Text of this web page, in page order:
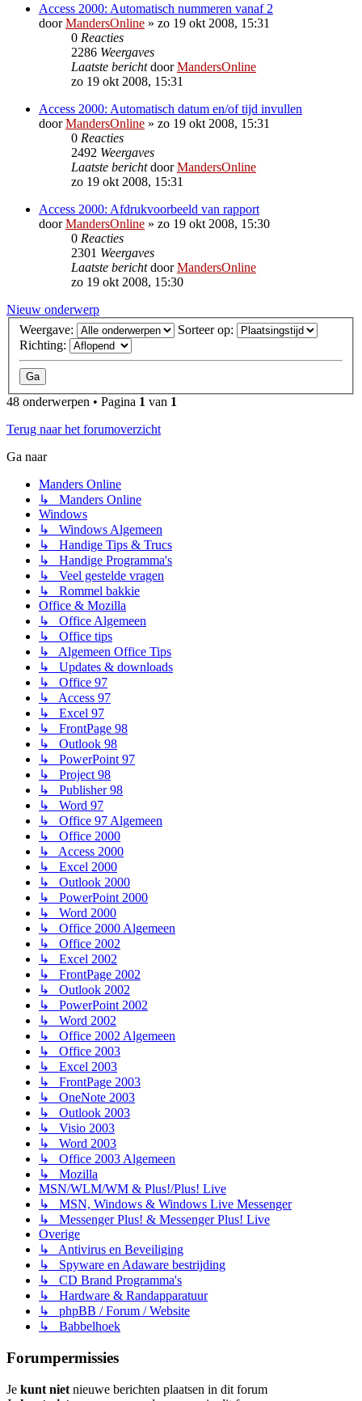
Access 2000: Automatisch nummeren vanaf 2
doorMandersOnline » zo 19 okt 2008, 15:31
0 Reacties
2286 Weergaves
Laatste berichtdoorMandersOnline
zo 19 okt 2008, 15:31
Access 2000: Automatisch datum en/of tijd invullen
doorMandersOnline » zo 19 okt 2008, 15:31
0 Reacties
2492 Weergaves
Laatste berichtdoorMandersOnline
zo 19 okt 2008, 15:31
Access 2000: Afdrukvoorbeeld van rapport
doorMandersOnline » zo 19 okt 2008, 15:30
0 Reacties
2301 Weergaves
Laatste berichtdoorMandersOnline
zo 19 okt 2008, 15:30
Nieuw onderwerp
Weergave:
Sorteer op:
Richting:
48 onderwerpen • Pagina 1 van 1
Terug naar het forumoverzicht
Ga naar
Manders Online
↳ Manders Online
Windows
↳ Windows Algemeen
↳ Handige Tips & Trucs
↳ Handige Programma's
↳ Veel gestelde vragen
↳ Rommel bakkie
Office & Mozilla
↳ Office Algemeen
↳ Office tips
↳ Algemeen Office Tips
↳ Updates & downloads
↳ Office 97
↳ Access 97
↳ Excel 97
↳ FrontPage 98
↳ Outlook 98
↳ PowerPoint 97
↳ Project 98
↳ Publisher 98
↳ Word 97
↳ Office 97 Algemeen
↳ Office 2000
↳ Access 2000
↳ Excel 2000
↳ Outlook 2000
↳ PowerPoint 2000
↳ Word 2000
↳ Office 2000 Algemeen
↳ Office 2002
↳ Excel 2002
↳ FrontPage 2002
↳ Outlook 2002
↳ PowerPoint 2002
↳ Word 2002
↳ Office 2002 Algemeen
↳ Office 2003
↳ Excel 2003
↳ FrontPage 2003
↳ OneNote 2003
↳ Outlook 2003
↳ Visio 2003
↳ Word 2003
↳ Office 2003 Algemeen
↳ Mozilla
MSN/WLM/WM & Plus!/Plus! Live
↳ MSN, Windows & Windows Live Messenger
↳ Messenger Plus! & Messenger Plus! Live
Overige
↳ Antivirus en Beveiliging
↳ Spyware en Adaware bestrijding
↳ CD Brand Programma's
↳ Hardware & Randapparatuur
↳ phpBB / Forum / Website
↳ Babbelhoek
Forumpermissies
Je kunt niet nieuwe berichten plaatsen in dit forum